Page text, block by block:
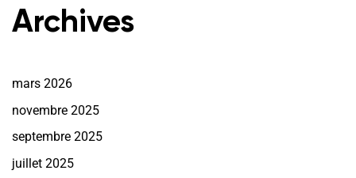
Archives
mars 2026
novembre 2025
septembre 2025
juillet 2025